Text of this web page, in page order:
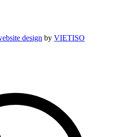
design by VIETISO